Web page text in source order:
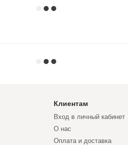
Клиентам
Вход в личный кабинет
О нас
Оплата и доставка